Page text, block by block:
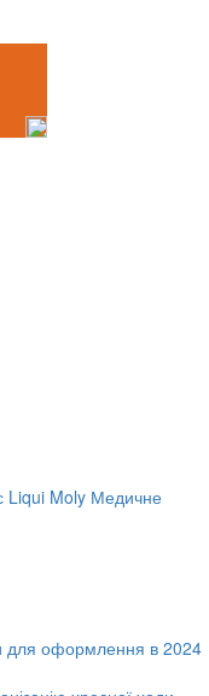
Liqui Moly Медичне
для оформлення в 2024